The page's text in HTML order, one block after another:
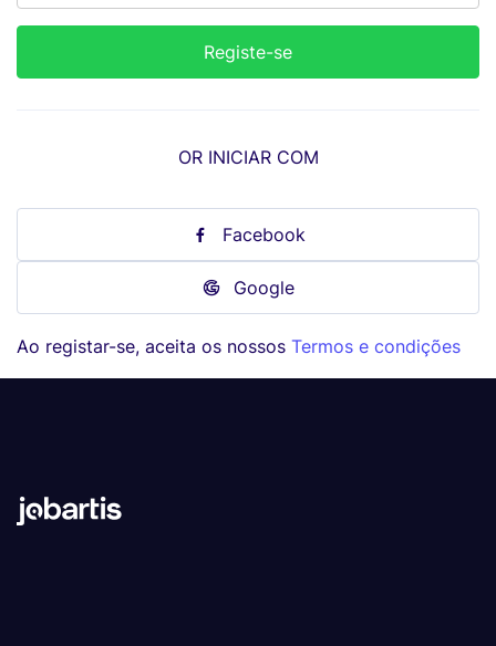
OR INICIAR COM
Facebook
Google
Ao registar-se, aceita os nossos Termos e condições